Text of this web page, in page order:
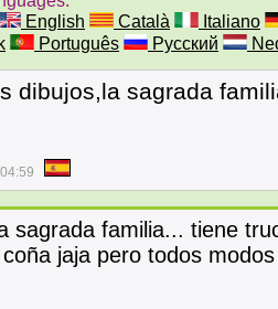
English Català
Italiano
Português Русский
dibujos,la sagrada
sagrada familia... tiene
jaja pero todos